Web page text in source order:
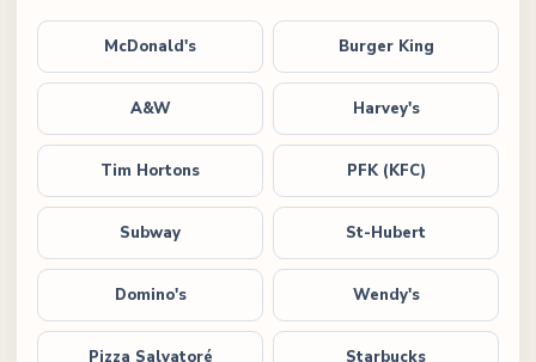
McDonald's Burger King
A&W Harvey's
Tim Hortons PFK (KFC)
Subway St-Hubert
Domino's Wendy's
Pizza Salvatoré Starbucks